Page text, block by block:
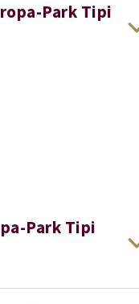
Park Tipi
Park Tipi